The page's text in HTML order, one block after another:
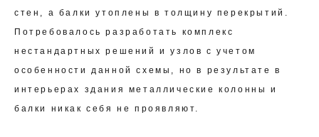
стен, а балки утоплены в толщину перекрытий.
Потребовалось разработать комплекс
нестандартных решений и узлов с учетом
особенности данной схемы, но в результате в
интерьерах здания металлические колонны и
балки никак себя не проявляют.